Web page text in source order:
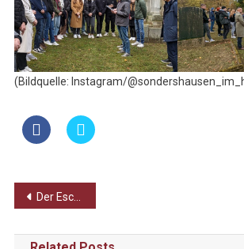
(Bildquelle: Instagram/
Beitragsnavigation
Der Escape-Room – eine Gruselgeschichte zu Halloween